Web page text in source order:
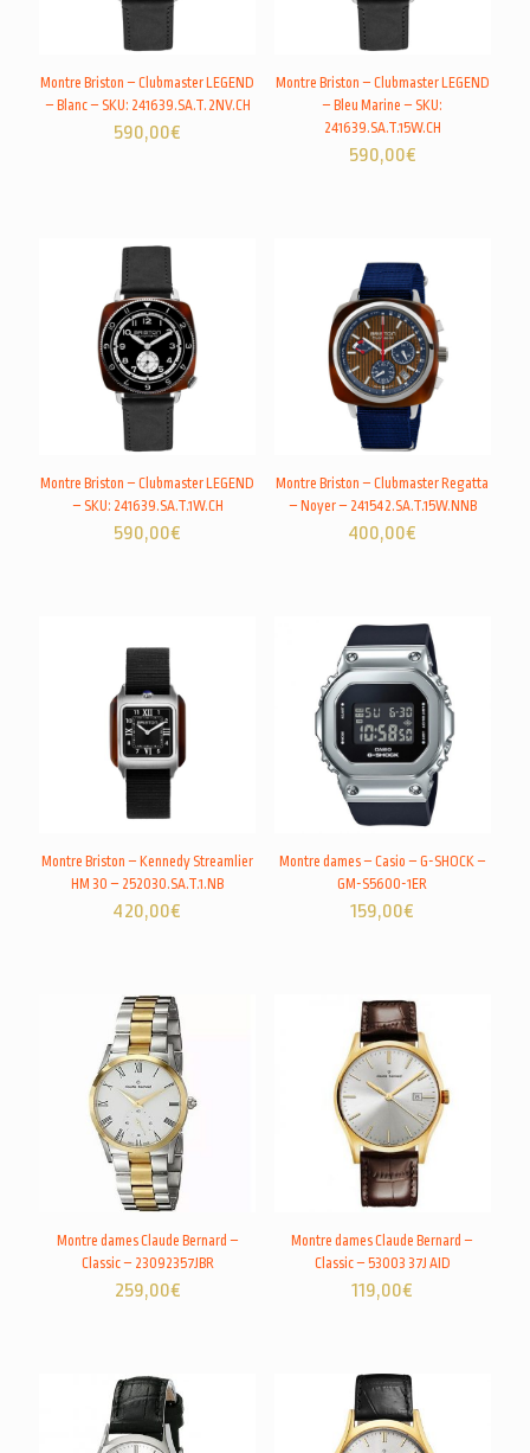
Montre Briston – Clubmaster LEGEND
– Blanc – SKU: 241639.SA.T.2NV.CH
590,00€
Montre Briston – Clubmaster LEGEND
– Bleu Marine – SKU:
241639.SA.T.15W.CH
590,00€
Montre Briston – Clubmaster LEGEND
– SKU: 241639.SA.T.1W.CH
590,00€
Montre Briston – Clubmaster Regatta
– Noyer – 241542.SA.T.15W.NNB
400,00€
Montre Briston – Kennedy Streamlier
HM 30 – 252030.SA.T.1.NB
420,00€
Montre dames – Casio – G-SHOCK –
GM-S5600-1ER
159,00€
Montre dames Claude Bernard –
Classic – 23092357JBR
259,00€
Montre dames Claude Bernard –
Classic – 53003 37J AID
119,00€